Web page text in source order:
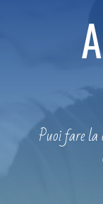
Puoi fare la